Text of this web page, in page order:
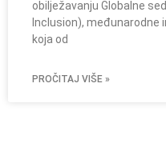
obilježavanju Globalne
Inclusion), međunarodne
koja od
PROČITAJ VIŠE »